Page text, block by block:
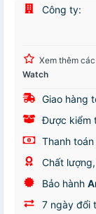
Công ty:
Xem thêm
Watch
Giao hàng
Được kiểm
Thanh
Chất
Bảo hành
7 ngày đổi